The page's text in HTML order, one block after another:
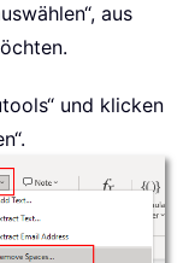
aus
und klicken